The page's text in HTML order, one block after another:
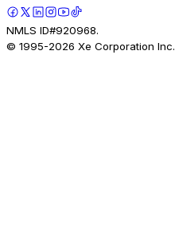
NMLS ID#920968.
© 1995-2026 Xe Corporation Inc.